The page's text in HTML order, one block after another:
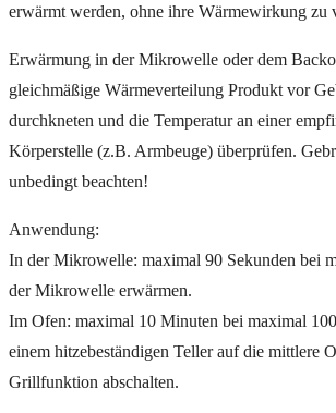
erwärmt werden, ohne ihre Wärmewirkung zu
Erwärmung in der Mikrowelle oder dem
gleichmäßige Wärmeverteilung Produkt vor
durchkneten und die Temperatur an einer
Körperstelle (z.B. Armbeuge) überprüfen.
unbedingt beachten!
Anwendung:
In der Mikrowelle: maximal 90 Sekunden bei
der Mikrowelle erwärmen.
Im Ofen: maximal 10 Minuten bei maximal
einem hitzebeständigen Teller auf die mittlere
Grillfunktion abschalten.